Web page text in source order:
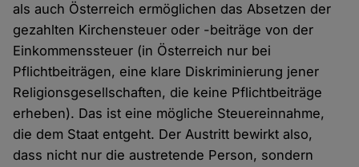
als auch Österreich ermöglichen das Absetzen der
gezahlten Kirchensteuer oder -beiträge von der
Einkommenssteuer (in Österreich nur bei
Pflichtbeiträgen, eine klare Diskriminierung jener
Religionsgesellschaften, die keine Pflichtbeiträge
erheben). Das ist eine mögliche Steuereinnahme,
die dem Staat entgeht. Der Austritt bewirkt also,
dass nicht nur die austretende Person, sondern